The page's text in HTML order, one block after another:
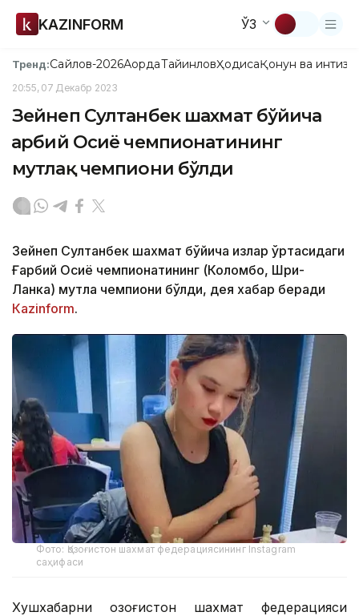
KAZINFORM ЎЗ
Тренд:Сайлов-2026АқордаТайинловҲодисаҚонун ва
20:55, 07 Декабр 2023
Зейнеп Султанбек шахмат бўйича
Ғарбий Осиё чемпионатининг
мутлақ чемпиони бўлди
Зейнеп Султанбек шахмат бўйича қизлар ўртасидаги
Ғарбий Осиё чемпионатининг (Коломбо, Шри-
Ланка) мутлақ чемпиони бўлди, дея хабар беради
Каzinform.
Фото: Қозоғистон шахмат федерациясининг Instagram
саҳифаси
Хушхабарни Қозоғистон шахмат федерацияси